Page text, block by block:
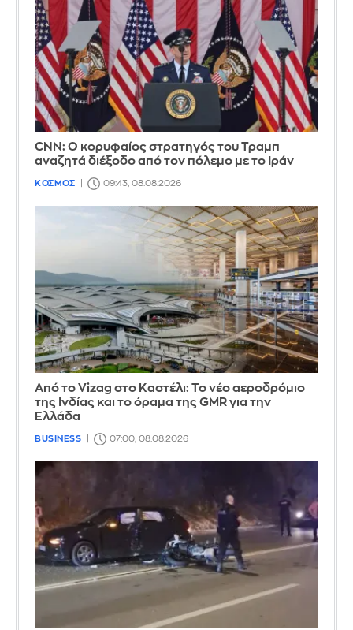
CNN: Ο κορυφαίος στρατηγός του Τραμπ
αναζητά διέξοδο από τον πόλεμο με το Ιράν
ΚΟΣΜΟΣ 09:43, 08.08.2026
Από το Vizag στο Καστέλι: Το νέο αεροδρόμιο
της Ινδίας και το όραμα της GMR για την
Ελλάδα
BUSINESS 07:00, 08.08.2026